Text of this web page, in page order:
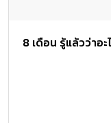
8 เดือน รู้แล้วว่าอ